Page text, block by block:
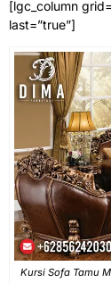
[lgc_column
last=”true”]
Kursi Sofa Tamu